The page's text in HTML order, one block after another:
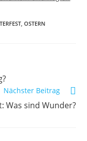
, OSTERN
Nächster Beitrag
Was sind Wunder?